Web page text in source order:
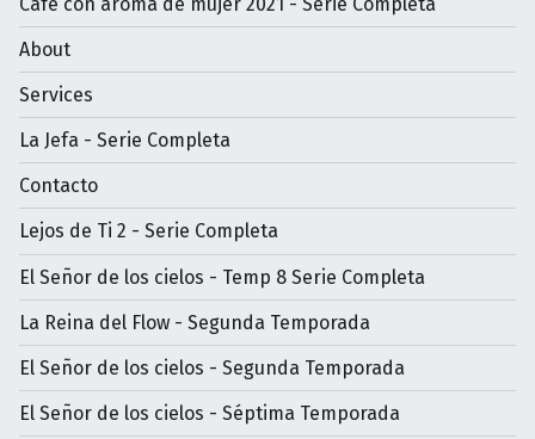
About
Services
La Jefa - Serie Completa
Contacto
Lejos de Ti 2 - Serie Completa
El Señor de los cielos - Temp 8 Serie Completa
La Reina del Flow - Segunda Temporada
El Señor de los cielos - Segunda Temporada
El Señor de los cielos - Séptima Temporada